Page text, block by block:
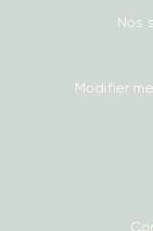
Nos
Modifier